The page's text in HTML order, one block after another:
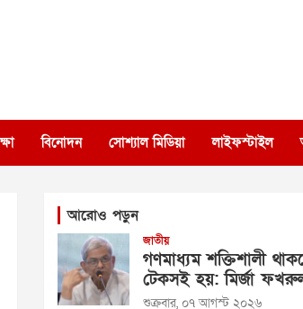
বিনোদন সোশ্যাল মিডিয়া লাইফস্টাইল
আরোও পড়ুন
জাতীয়
গণমাধ্যম শক্তিশালী
টেকসই হয়: মির্জা
শুক্রবার, ০৭ আগস্ট ২০২৬